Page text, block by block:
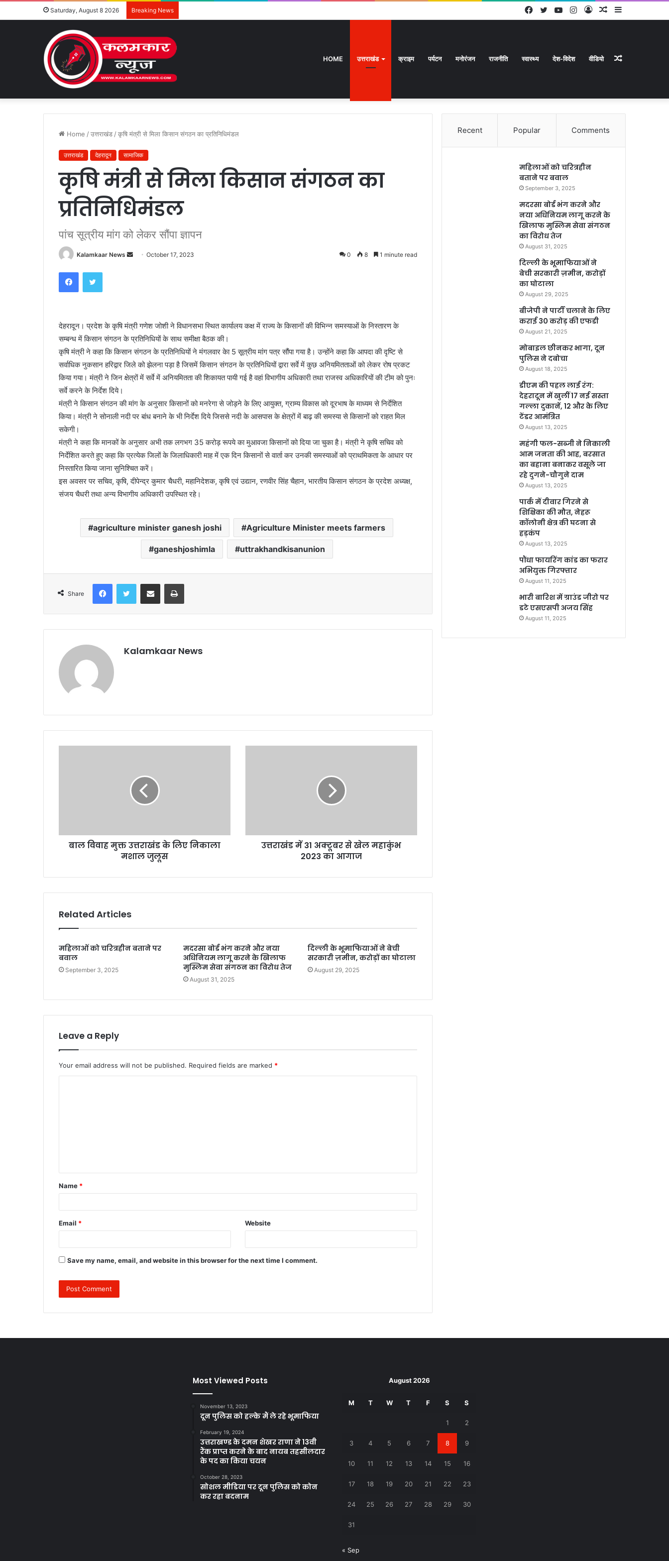
Saturday, August 8 2026 Breaking News
Random
Log
Instagram
YouTube
Twitter
Facebook
HOME उत्तराखंड क्राइम पर्यटन मनोरंजन राजनीति स्वास्थ्य देश-विदेश वीडियो
Home /उत्तराखंड /कृषि मंत्री से मिला किसान संगठन का प्रतिनिधिमंडल
उत्तराखंड देहरादून सामाजिक
कृषि मंत्री से मिला किसान संगठन का
प्रतिनिधिमंडल
पांच सूत्रीय मांग को लेकर सौंपा ज्ञापन
Kalamkaar News
e
m
a
i
l
October 17, 2023 0 8 1 minute read
देहरादून। प्रदेश के कृषि मंत्री गणेश जोशी ने विधानसभा स्थित कार्यालय कक्ष में राज्य के किसानों की विभिन्न समस्याओं के निस्तारण के
सम्बन्ध में किसान संगठन के प्रतिनिधियों के साथ समीक्षा बैठक की।
कृषि मंत्री ने कहा कि किसान संगठन के प्रतिनिधियों ने मंगलवार केा 5 सूत्रीय मांग पत्र सौंपा गया है। उन्होंने कहा कि आपदा की दृष्टि से
सर्वाधिक नुकसान हरिद्वार जिले को झेलना पड़ा है जिसमें किसान संगठन के प्रतिनिधियों द्वारा सर्वे में कुछ अनियमितताओं को लेकर रोष प्रकट
किया गया। मंत्री ने जिन क्षेत्रों में सर्वे में अनियमितता की शिकायत पायी गई है वहां विभागीय अधिकारी तथा राजस्व अधिकारियों की टीम को पुनः
सर्वे करने के निर्देश दिये।
मंत्री ने किसान संगठन की मांग के अनुसार किसानों को मनरेगा से जोड़ने के लिए आयुक्त, ग्राम्य विकास को दूरभाष के माध्यम से निर्देशित
किया। मंत्री ने सोनाली नदी पर बांध बनाने के भी निर्देश दिये जिससे नदी के आसपास के क्षेत्रों में बाढ़ की समस्या से किसानों को राहत मिल
सकेगी।
मंत्री ने कहा कि मानकों के अनुसार अभी तक लगभग 35 करोड़ रूपये का मुआवजा किसानों को दिया जा चुका है। मंत्री ने कृषि सचिव को
निर्देशित करते हुए कहा कि प्रत्येक जिलों के जिलाधिकारी माह में एक दिन किसानों से वार्ता कर उनकी समस्याओं को प्राथमिकता के आधार पर
निस्तारित किया जाना सुनिश्चित करें।
इस अवसर पर सचिव, कृषि, दीपेन्द्र कुमार चैधरी, महानिदेशक, कृषि एवं उद्यान, रणवीर सिंह चैहान, भारतीय किसान संगठन के प्रदेश अध्यक्ष,
संजय चैधरी तथा अन्य विभागीय अधिकारी उपस्थित रहे।
agriculture minister ganesh joshi Agriculture Minister meets farmers
ganeshjoshimla uttrakhandkisanunion
Share
Kalamkaar News
बाल विवाह मुक्त उत्तराखंड के लिए निकाला
मशाल जुलूस
उत्तराखंड में 31 अक्टूबर से खेल महाकुंभ
2023 का आगाज
Related Articles
महिलाओं को चरित्रहीन बताने पर
बवाल
September 3, 2025
मदरसा बोर्ड भंग करने और नया
अधिनियम लागू करने के खिलाफ
मुस्लिम सेवा संगठन का विरोध तेज
August 31, 2025
दिल्ली के भूमाफियाओं ने बेची
सरकारी ज़मीन, करोड़ों का घोटाला
August 29, 2025
Leave a Reply
Your email address will not be published. Required fields are marked *
t
*
Name *
Email * Website
Save my name, email, and website in this browser for the next time I comment.
Recent Popular Comments
महिलाओं को चरित्रहीन
बताने पर बवाल
September 3, 2025
मदरसा बोर्ड भंग करने और
नया अधिनियम लागू करने के
खिलाफ मुस्लिम सेवा संगठन
का विरोध तेज
August 31, 2025
दिल्ली के भूमाफियाओं ने
बेची सरकारी ज़मीन, करोड़ों
का घोटाला
August 29, 2025
बीजेपी ने पार्टी चलाने के लिए
कराई 30 करोड़ की एफडी
August 21, 2025
मोबाइल छीनकर भागा, दून
पुलिस ने दबोचा
August 18, 2025
डीएम की पहल लाई रंग:
देहरादून में खुलीं 17 नई सस्ता
गल्ला दुकानें, 12 और के लिए
टेंडर आमंत्रित
August 13, 2025
महंगी फल-सब्जी ने निकाली
आम जनता की आह, बरसात
का बहाना बनाकर वसूले जा
रहे दुगने-चौगुने दाम
August 13, 2025
पार्क में दीवार गिरने से
शिक्षिका की मौत, नेहरू
कॉलोनी क्षेत्र की घटना से
हड़कंप
August 13, 2025
पौंधा फायरिंग कांड का फरार
अभियुक्त गिरफ्तार
August 11, 2025
भारी बारिश में ग्राउंड जीरो पर
डटे एसएसपी अजय सिंह
August 11, 2025
Most Viewed Posts
November 13, 2023
दून पुलिस को हल्के मैं ले रहे भूमाफिया
February 19, 2024
उत्तराखण्ड के दमन शेखर राणा ने 13वी
रैंक प्राप्त करने के बाद नायब तहसीलदार
के पद का किया चयन
October 28, 2023
सोशल मीडिया पर दून पुलिस को कोन
कर रहा बदनाम
August 2026
M T W T F S S
1 2
3 4 5 6 7 8 9
10 11 12 13 14 15 16
17 18 19 20 21 22 23
24 25 26 27 28 29 30
31
« Sep